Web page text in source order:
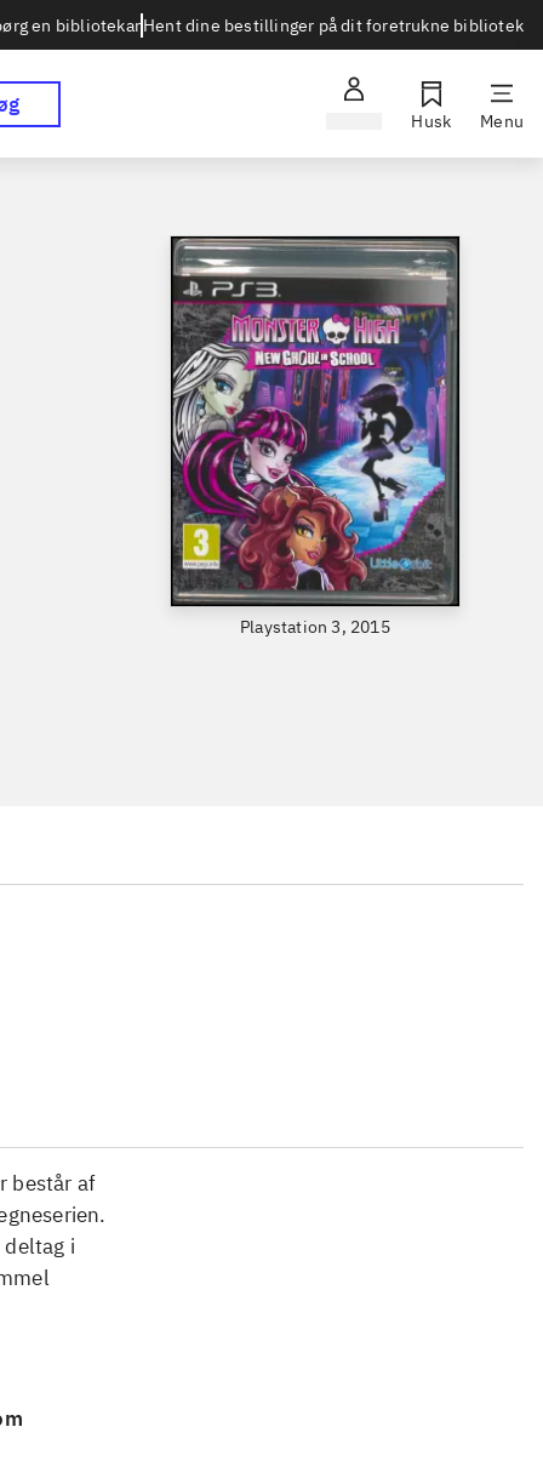
en bibliotekarHent dine bestillinger på dit foretrukne bibliotek
Husk Menu
Playstation 3, 2015
består af
i